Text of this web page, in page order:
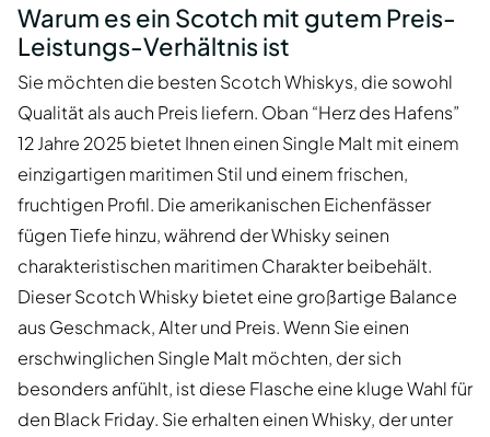
Warum es ein Scotch mit gutem Preis-
Leistungs-Verhältnis ist
Sie möchten die besten Scotch Whiskys, die sowohl
Qualität als auch Preis liefern. Oban “Herz des Hafens”
12 Jahre 2025 bietet Ihnen einen Single Malt mit einem
einzigartigen maritimen Stil und einem frischen,
fruchtigen Profil. Die amerikanischen Eichenfässer
fügen Tiefe hinzu, während der Whisky seinen
charakteristischen maritimen Charakter beibehält.
Dieser Scotch Whisky bietet eine großartige Balance
aus Geschmack, Alter und Preis. Wenn Sie einen
erschwinglichen Single Malt möchten, der sich
besonders anfühlt, ist diese Flasche eine kluge Wahl für
den Black Friday. Sie erhalten einen Whisky, der unter